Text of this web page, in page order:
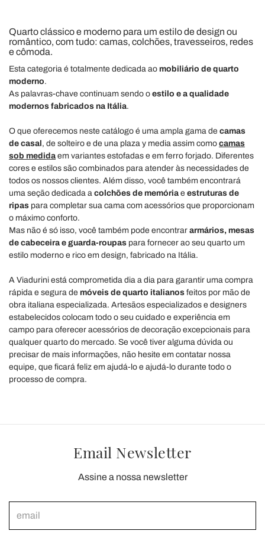
Quarto clássico e moderno para um estilo de design ou
romântico, com tudo: camas, colchões, travesseiros, redes
e cômoda.
Esta categoria é totalmente dedicada ao mobiliário de quarto
moderno.
As palavras-chave continuam sendo o estilo e a qualidade
modernos fabricados na Itália.
O que oferecemos neste catálogo é uma ampla gama de camas
de casal, de solteiro e de una plaza y media assim como camas
sob medida em variantes estofadas e em ferro forjado. Diferentes
cores e estilos são combinados para atender às necessidades de
todos os nossos clientes. Além disso, você também encontrará
uma seção dedicada a colchões de memória e estruturas de
ripas para completar sua cama com acessórios que proporcionam
o máximo conforto.
Mas não é só isso, você também pode encontrar armários, mesas
de cabeceira e guarda-roupas para fornecer ao seu quarto um
estilo moderno e rico em design, fabricado na Itália.
A Viadurini está comprometida dia a dia para garantir uma compra
rápida e segura de móveis de quarto italianos feitos por mão de
obra italiana especializada. Artesãos especializados e designers
estabelecidos colocam todo o seu cuidado e experiência em
campo para oferecer acessórios de decoração excepcionais para
qualquer quarto do mercado. Se você tiver alguma dúvida ou
precisar de mais informações, não hesite em contatar nossa
equipe, que ficará feliz em ajudá-lo e ajudá-lo durante todo o
processo de compra.
Email Newsletter
Assine a nossa newsletter